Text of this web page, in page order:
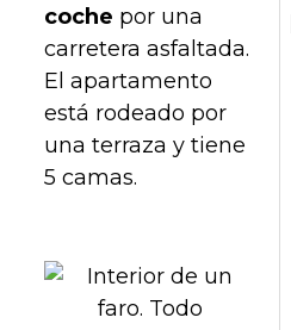
coche por una
carretera asfaltada.
El apartamento
está rodeado por
una terraza y tiene
5 camas.